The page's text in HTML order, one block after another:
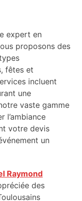
expert en
proposons des
fêtes et
incluent
une
vaste gamme
l’ambiance
votre devis
un
Raymond
des